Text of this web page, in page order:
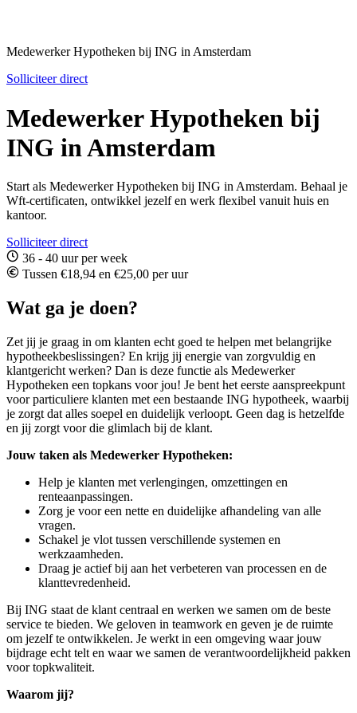
Medewerker Hypotheken bij ING in Amsterdam
Solliciteer direct
Medewerker Hypotheken bij
ING in Amsterdam
Start als Medewerker Hypotheken bij ING in Amsterdam. Behaal je
Wft-certificaten, ontwikkel jezelf en werk flexibel vanuit huis en
kantoor.
Solliciteer direct
36 - 40 uur per week
Tussen €18,94 en €25,00 per uur
Wat ga je doen?
Zet jij je graag in om klanten echt goed te helpen met belangrijke
hypotheekbeslissingen? En krijg jij energie van zorgvuldig en
klantgericht werken? Dan is deze functie als Medewerker
Hypotheken een topkans voor jou! Je bent het eerste aanspreekpunt
voor particuliere klanten met een bestaande ING hypotheek, waarbij
je zorgt dat alles soepel en duidelijk verloopt. Geen dag is hetzelfde
en jij zorgt voor die glimlach bij de klant.
Jouw taken als Medewerker Hypotheken:
Help je klanten met verlengingen, omzettingen en
renteaanpassingen.
Zorg je voor een nette en duidelijke afhandeling van alle
vragen.
Schakel je vlot tussen verschillende systemen en
werkzaamheden.
Draag je actief bij aan het verbeteren van processen en de
klanttevredenheid.
Bij ING staat de klant centraal en werken we samen om de beste
service te bieden. We geloven in teamwork en geven je de ruimte
om jezelf te ontwikkelen. Je werkt in een omgeving waar jouw
bijdrage echt telt en waar we samen de verantwoordelijkheid pakken
voor topkwaliteit.
Waarom jij?